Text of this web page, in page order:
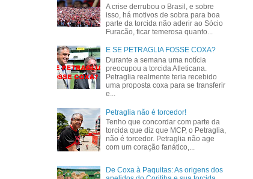
A crise derrubou o Brasil, e sobre
isso, há motivos de sobra para boa
parte da torcida não aderir ao Sócio
Furacão, ficar temerosa quanto...
E SE PETRAGLIA FOSSE COXA?
Durante a semana uma notícia
preocupou a torcida Atleticana.
Petraglia realmente teria recebido
uma proposta coxa para se transferir
e...
Petraglia não é torcedor!
Tenho que concordar com parte da
torcida que diz que MCP, o Petraglia,
não é torcedor. Petraglia não age
com um coração fanático,...
De Coxa à Paquitas: As origens dos